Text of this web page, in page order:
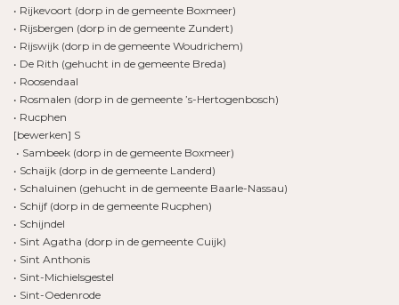
• Rijkevoort (dorp in de gemeente Boxmeer)
• Rijsbergen (dorp in de gemeente Zundert)
• Rijswijk (dorp in de gemeente Woudrichem)
• De Rith (gehucht in de gemeente Breda)
• Roosendaal
• Rosmalen (dorp in de gemeente ’s-Hertogenbosch)
• Rucphen
[bewerken] S
• Sambeek (dorp in de gemeente Boxmeer)
• Schaijk (dorp in de gemeente Landerd)
• Schaluinen (gehucht in de gemeente Baarle-Nassau)
• Schijf (dorp in de gemeente Rucphen)
• Schijndel
• Sint Agatha (dorp in de gemeente Cuijk)
• Sint Anthonis
• Sint-Michielsgestel
• Sint-Oedenrode